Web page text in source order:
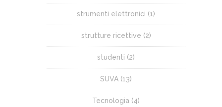
strumenti elettronici (1)
strutture ricettive (2)
studenti (2)
SUVA (13)
Tecnologia (4)